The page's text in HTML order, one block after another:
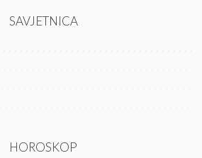
SAVJETNICA
HOROSKOP